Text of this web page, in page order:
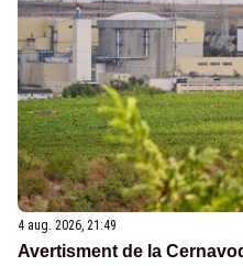
4 aug. 2026, 21:49
Avertisment de la